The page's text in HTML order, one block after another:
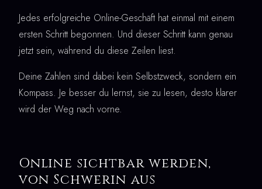
Jedes erfolgreiche Online-Geschäft hat einmal mit einem
ersten Schritt begonnen. Und dieser Schritt kann genau
jetzt sein, während du diese Zeilen liest.
Deine Zahlen sind dabei kein Selbstzweck, sondern ein
Kompass. Je besser du lernst, sie zu lesen, desto klarer
wird der Weg nach vorne.
Online sichtbar werden,
von Schwerin aus